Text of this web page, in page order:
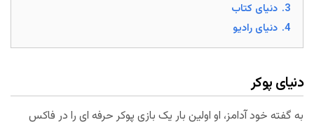
3. دنیای کتاب
4. دنیای رادیو
دنیای پوکر
به گفته خود آدامز، او اولین بار یک بازی پوکر حرفه ای را در فاکس